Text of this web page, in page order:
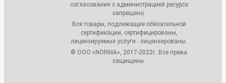
согласования с администрацией ресурса
запрещено.
Все товары, подлежащие обязательной
сертификации, сертифицированы,
лицензируемые услуги - лицензированы.
© ООО «NORMA», 2017-2022г. Все права
защищены.